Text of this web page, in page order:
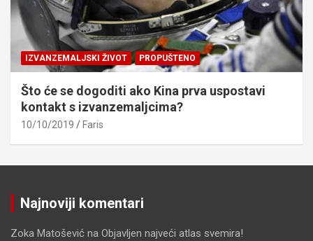
IZVANZEMALJSKI ŽIVOT PROPUŠTENO
Što će se dogoditi ako Kina prva uspostavi
kontakt s izvanzemaljcima?
10/10/2019 Faris
Najnoviji komentari
Zoka Matošević na Objavljen najveći atlas svemira!